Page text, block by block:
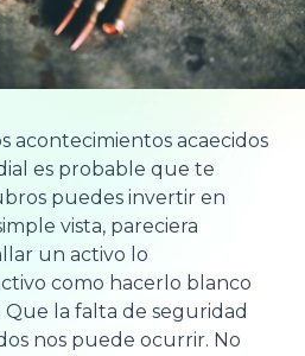
acontecimientos acaecidos
es probable que te
puedes invertir en
vista, pareciera
un activo lo
como hacerlo blanco
la falta de seguridad
nos puede ocurrir. No